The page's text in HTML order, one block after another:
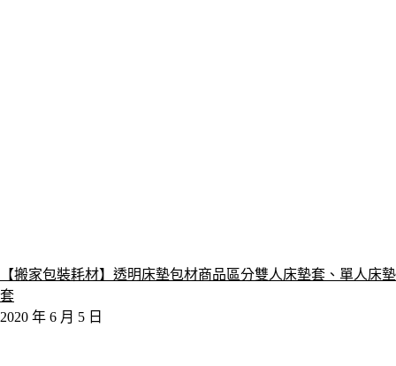
【搬家包裝耗材】透明床墊包材商品區分雙人床墊套、單人床墊
套
2020 年 6 月 5 日